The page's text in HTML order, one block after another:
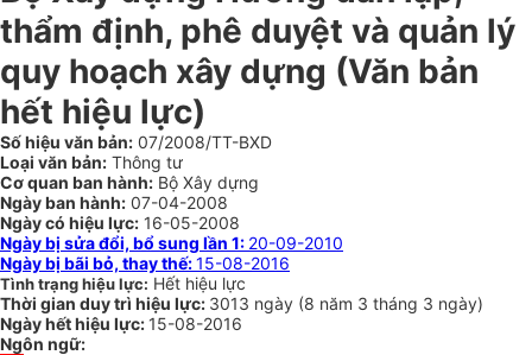
thẩm định, phê duyệt và quản lý
quy hoạch xây dựng (Văn bản
hết hiệu lực)
Số hiệu văn bản: 07/2008/TT-BXD
Loại văn bản: Thông tư
Cơ quan ban hành: Bộ Xây dựng
Ngày ban hành: 07-04-2008
Ngày có hiệu lực: 16-05-2008
Ngày bị sửa đổi, bổ sung lần 1: 20-09-2010
Ngày bị bãi bỏ, thay thế:15-08-2016
Tình trạng hiệu lực: Hết hiệu lực
Thời gian duy trì hiệu lực: 3013 ngày (8 năm 3 tháng 3 ngày)
Ngày hết hiệu lực: 15-08-2016
Ngôn ngữ: